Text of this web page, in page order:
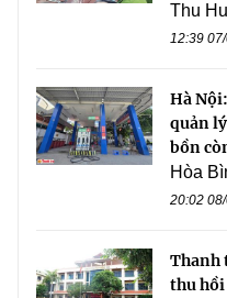
Thu
12:39
Hà
quản
bồn
Hòa
20:02
Thanh
thu hồi